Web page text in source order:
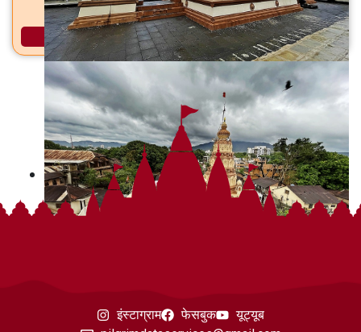
धारेश्वर महादेव मंदिर धायरी, सिंहगड रस्ता, पुणे
अधिक माहिती
इंस्टाग्राम फेसबुक
यूट्यूब